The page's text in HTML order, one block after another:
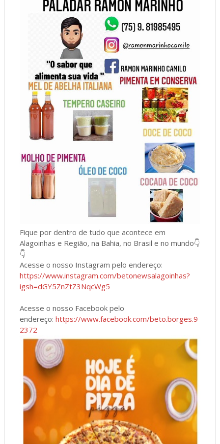
Fique por dentro de tudo que acontece em
Alagoinhas e Região, na Bahia, no Brasil e no mundo👇
👇
Acesse o nosso Instagram pelo endereço:
https://www.instagram.com/betonewsalagoinhas?
igsh=dGY5ZnZtZ3NqcWg5
Acesse o nosso Facebook pelo
endereço: https://www.facebook.com/beto.borges.9
2372